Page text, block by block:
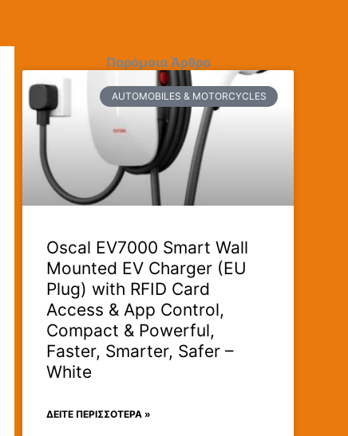
Παρόμοια Άρθρα
AUTOMOBILES & MOTORCYCLES
Oscal EV7000 Smart Wall
Mounted EV Charger (EU
Plug) with RFID Card
Access & App Control,
Compact & Powerful,
Faster, Smarter, Safer –
White
ΔΕΊΤΕ ΠΕΡΙΣΣΟΤΕΡΑ »